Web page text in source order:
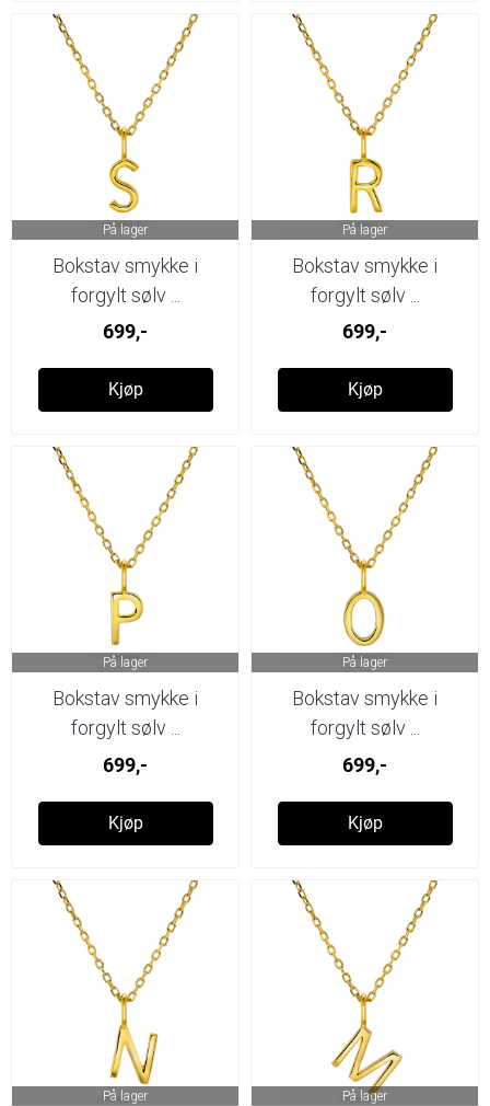
På lager
Bokstav smykke i
forgylt sølv ...
699,-
Kjøp
På lager
Bokstav smykke i
forgylt sølv ...
699,-
Kjøp
På lager
Bokstav smykke i
forgylt sølv ...
699,-
Kjøp
På lager
Bokstav smykke i
forgylt sølv ...
699,-
Kjøp
På lager På lager